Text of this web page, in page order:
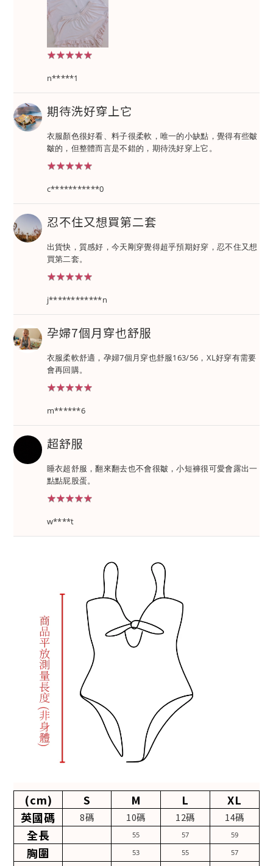
★★★★★
★★★★★
n*****1
期待洗好穿上它
衣服顏色很好看、料子很柔軟，唯一的小缺點，覺得有些皺
皺的，但整體而言是不錯的，期待洗好穿上它。
★★★★★
★★★★★
c***********0
忍不住又想買第二套
出貨快，質感好，今天剛穿覺得超乎預期好穿，忍不住又想
買第二套。
★★★★★
★★★★★
j************n
孕婦7個月穿也舒服
衣服柔軟舒適，孕婦7個月穿也舒服163/56，XL好穿有需要
會再回購。
★★★★★
★★★★★
m******6
超舒服
睡衣超舒服，翻來翻去也不會很皺，小短褲很可愛會露出一
點點屁股蛋。
★★★★★
★★★★★
w****t
(cm) S M L
XL
英國碼
8碼 10碼 12碼 14碼
全長 55 57 59
胸圍 53 55 57